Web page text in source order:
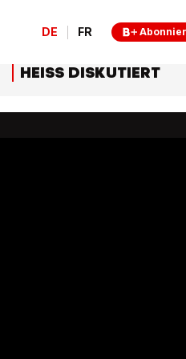
DE FR
HEISS DISKUTIERT